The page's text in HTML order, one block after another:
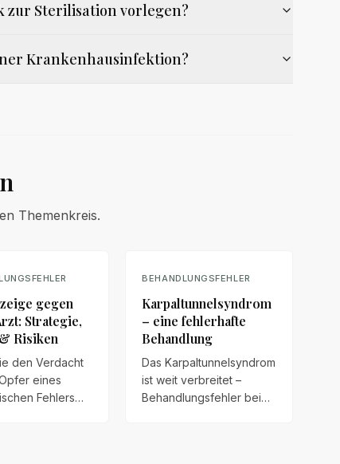
zur Sterilisation vorlegen?
Krankenhausinfektion?
Themenkreis.
gegen
Strategie,
Risiken
den Verdacht
eines
Fehlers
BEHANDLUNGSFEHLER
Karpaltunnelsyndrom
– eine fehlerhafte
Behandlung
Das Karpaltunnelsyndrom
ist weit verbreitet –
Behandlungsfehler bei